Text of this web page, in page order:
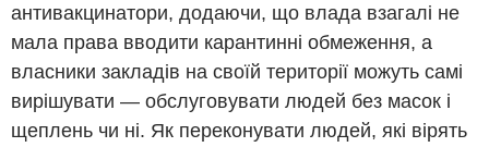
антивакцинатори, додаючи, що влада взагалі не
мала права вводити карантинні обмеження, а
власники закладів на своїй території можуть самі
вирішувати ― обслуговувати людей без масок і
щеплень чи ні. Як переконувати людей, які вірять